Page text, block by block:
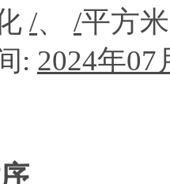
/、 /平方
: 2024年07